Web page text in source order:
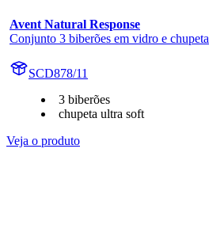
Avent Natural Response
Conjunto 3 biberões em vidro e chupeta
SCD878/11
3 biberões
chupeta ultra soft
Veja o produto